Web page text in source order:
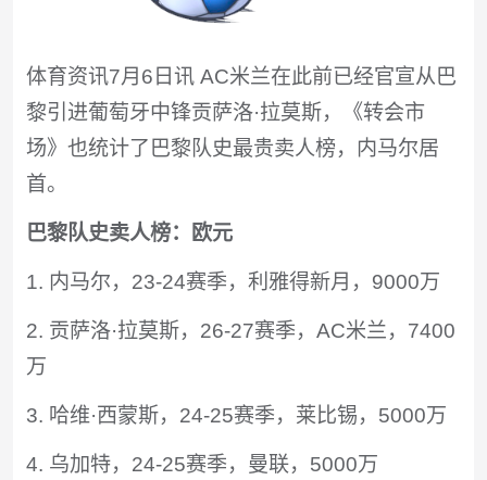
体育资讯7月6日讯 AC米兰在此前已经官宣从巴
黎引进葡萄牙中锋贡萨洛·拉莫斯，《转会市
场》也统计了巴黎队史最贵卖人榜，内马尔居
首。
巴黎队史卖人榜：欧元
1. 内马尔，23-24赛季，利雅得新月，9000万
2. 贡萨洛·拉莫斯，26-27赛季，AC米兰，7400
万
3. 哈维·西蒙斯，24-25赛季，莱比锡，5000万
4. 乌加特，24-25赛季，曼联，5000万